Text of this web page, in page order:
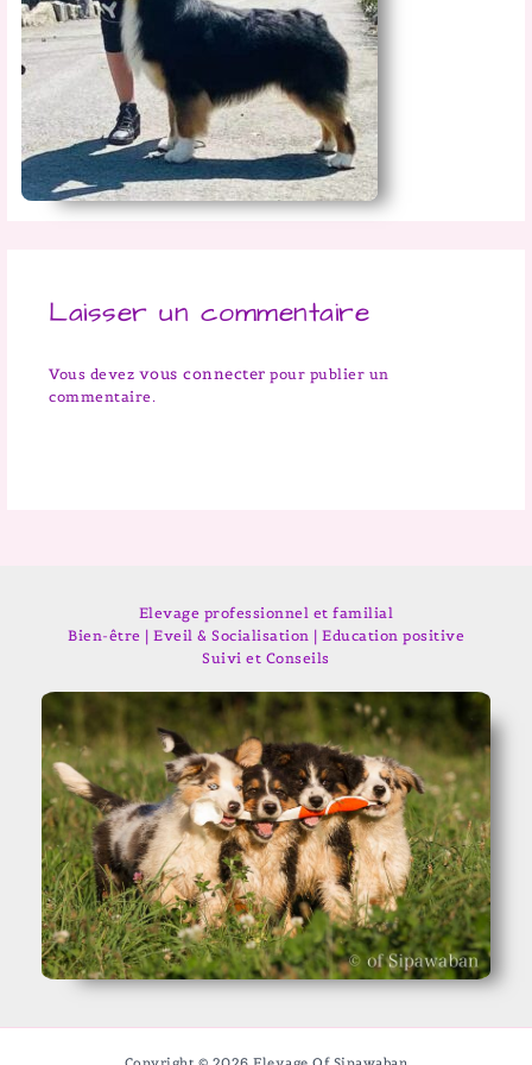
Laisser un commentaire
Vous devez vous connecter pour publier un
commentaire.
Elevage professionnel et familial
Bien-être | Eveil & Socialisation | Education positive
Suivi et Conseils